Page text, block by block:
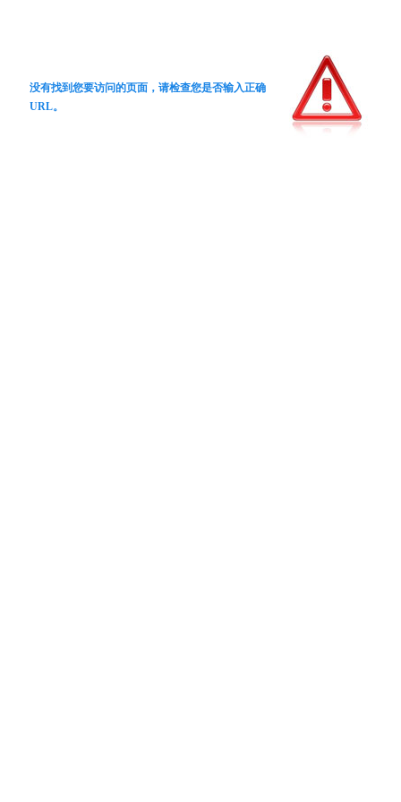
没有找到您要访问的页面，请检查您是否输入正确
URL。